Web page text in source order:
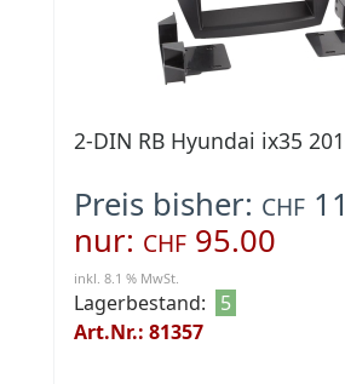
2-DIN RB Hyundai ix35
Preis bisher: CHF
nur: CHF 95.00
inkl. 8.1 % MwSt.
Lagerbestand:
5
Art.Nr.: 81357